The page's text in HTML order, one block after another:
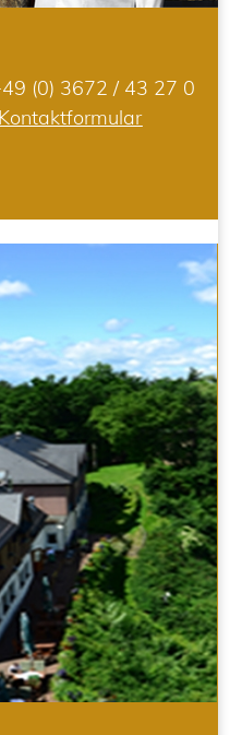
(0) 3672 / 43 27 0
Kontaktformular